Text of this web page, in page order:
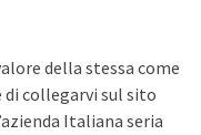
della stessa come
di collegarvi sul sito
Italiana seria